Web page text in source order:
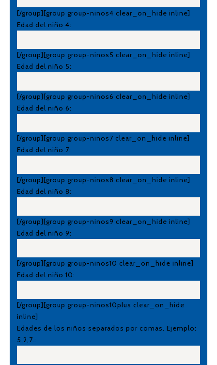
[/group][group group-ninos4 clear_on_hide inline]
Edad del niño 4:
[/group][group group-ninos5 clear_on_hide inline]
Edad del niño 5:
[/group][group group-ninos6 clear_on_hide inline]
Edad del niño 6:
[/group][group group-ninos7 clear_on_hide inline]
Edad del niño 7:
[/group][group group-ninos8 clear_on_hide inline]
Edad del niño 8:
[/group][group group-ninos9 clear_on_hide inline]
Edad del niño 9:
[/group][group group-ninos10 clear_on_hide inline]
Edad del niño 10:
[/group][group group-ninos10plus clear_on_hide
inline]
Edades de los niños separados por comas. Ejemplo:
5,2,7.: